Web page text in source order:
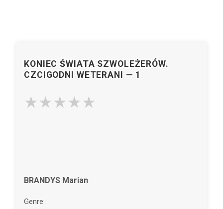
KONIEC ŚWIATA SZWOLEŻERÓW.
CZCIGODNI WETERANI — 1
BRANDYS Marian
Genre :